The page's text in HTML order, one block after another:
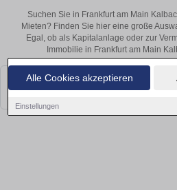
Alle Cookies akzeptieren
Einstellungen
Suchen Sie in Frankfurt am Main
Mieten? Finden Sie hier eine große
Egal, ob als Kapitalanlage oder zur
Immobilie in Frankfurt am Main
Leider konnten wir derzeit keine
bald wieder vorbei!